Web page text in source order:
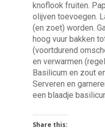
knoflook fruiten.
olijven toevoegen.
(en zoet) worden.
hoog vuur bakken
(voortdurend
en verwarmen
Basilicum en zout
Serveren en
een blaadje
Share this: